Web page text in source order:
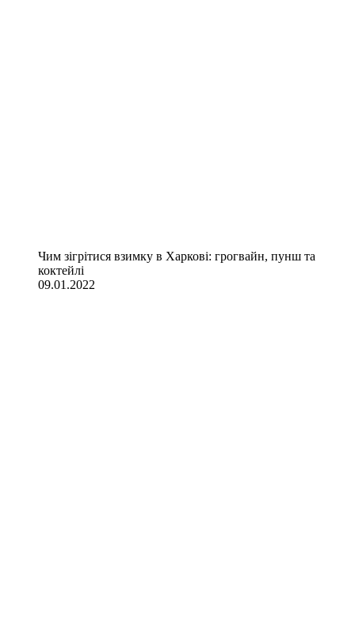
Чим зігрітися взимку в Харкові: грогвайн, пунш та
коктейлі
09.01.2022